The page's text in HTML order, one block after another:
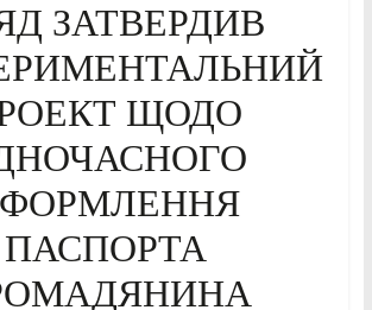
ЗАТВЕРДИВ
ЩОДО
ПАСПОРТА